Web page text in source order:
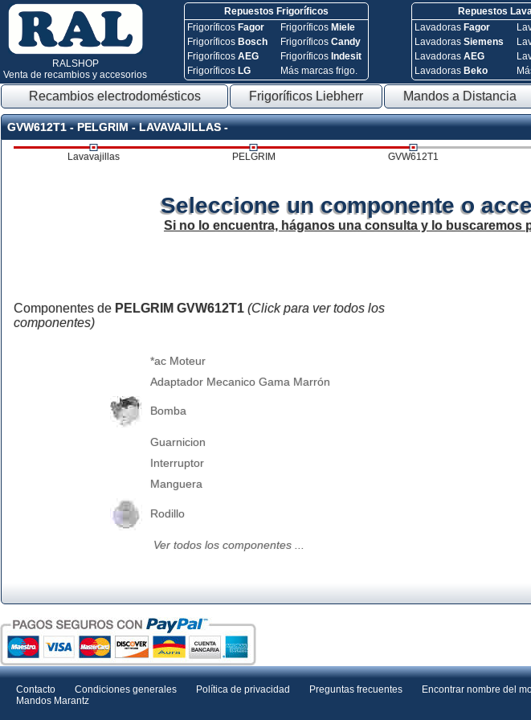
RALSHOP
Venta de recambios y accesorios
Repuestos Frigoríficos
Frigoríficos Fagor
Frigoríficos Bosch
FrigoríficosAEG
Frigoríficos LG
Frigoríficos Miele
FrigoríficosCandy
Frigoríficos Indesit
Más marcas frigo.
Repuestos
Lavadoras Fagor
Lavadoras Siemens
Lavadoras AEG
Lavadoras Beko
Recambios electrodomésticos Frigoríficos Liebherr Mandos a Distancia
GVW612T1 - PELGRIM - LAVAVAJILLAS -
Lavavajillas PELGRIM GVW612T1
Seleccione un componente o
Si no lo encuentra, háganos una consulta y lo buscaremos
Componentes de PELGRIM GVW612T1 (Click para ver todos los
componentes)
*ac Moteur
Adaptador Mecanico Gama Marrón
Bomba
Guarnicion
Interruptor
Manguera
Rodillo
Ver todos los componentes ...
Contacto Condiciones generales Política de privacidad Preguntas frecuentes Encontrar nombre del
Mandos Marantz